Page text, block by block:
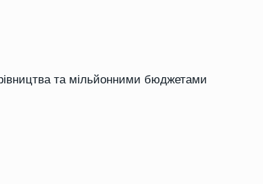
та мільйонними бюджетами